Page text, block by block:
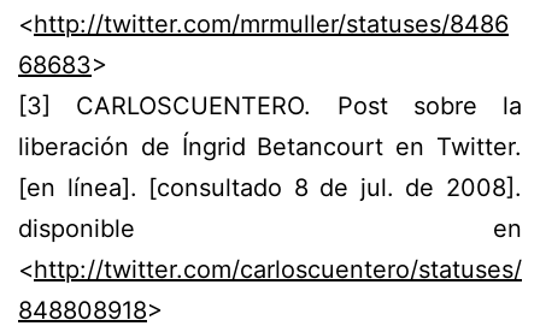
<http://twitter.com/mrmuller/statuses/8486
68683>
[3] CARLOSCUENTERO. Post sobre la
liberación de Íngrid Betancourt en Twitter.
[en línea]. [consultado 8 de jul. de 2008].
disponible en
<http://twitter.com/carloscuentero/statuses/
848808918>